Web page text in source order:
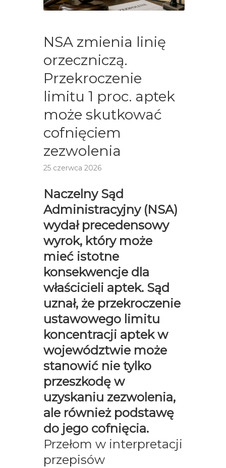
NSA zmienia linię
orzeczniczą.
Przekroczenie
limitu 1 proc. aptek
może skutkować
cofnięciem
zezwolenia
25 czerwca 2026
Naczelny Sąd
Administracyjny (NSA)
wydał precedensowy
wyrok, który może
mieć istotne
konsekwencje dla
właścicieli aptek. Sąd
uznał, że przekroczenie
ustawowego limitu
koncentracji aptek w
województwie może
stanowić nie tylko
przeszkodę w
uzyskaniu zezwolenia,
ale również podstawę
do jego cofnięcia.
Przełom w interpretacji
przepisów